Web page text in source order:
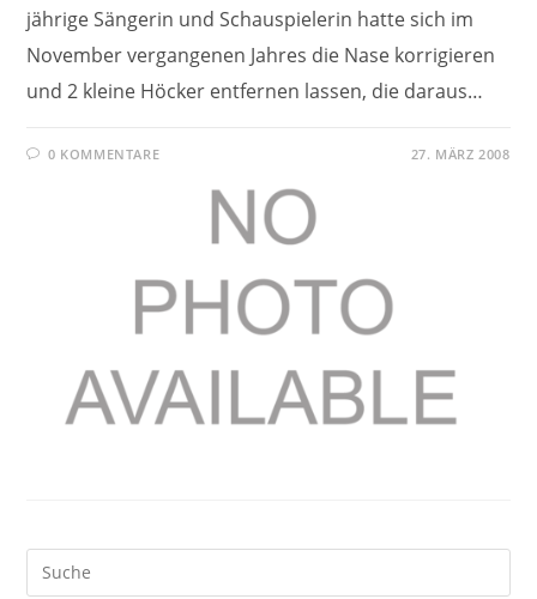
jährige Sängerin und Schauspielerin hatte sich im
November vergangenen Jahres die Nase korrigieren
und 2 kleine Höcker entfernen lassen, die daraus…
0 KOMMENTARE 27. MÄRZ 2008